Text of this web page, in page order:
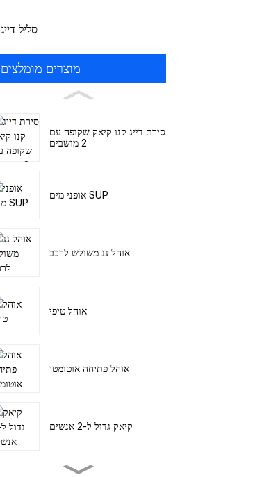
סליל דייג
מוצרים מומלצים
סירת דייג קנו קיאק שקופה עם
2 מושבים
אופני מים SUP
אוהל גג משולש לרכב
אוהל טיפי
אוהל פתיחה אוטומטי
קיאק גדול ל-2 אנשים